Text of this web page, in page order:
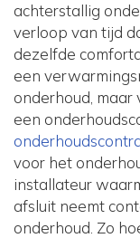
achterstallig
verloop van tijd
dezelfde
een
onderhoud,
een
voor het
installateur
afsluit neemt
onderhoud. Zo